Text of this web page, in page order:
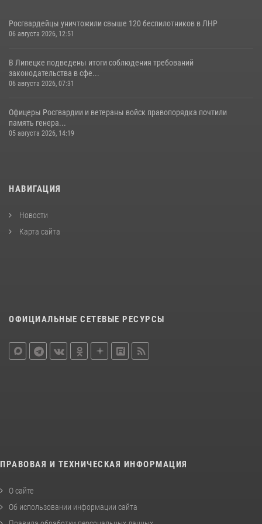
Росгвардейцы уничтожили свыше 120 беспилотников в ЛНР
06 августа 2026, 12:51
В Липецке подведены итоги соблюдения требований
законодательства в сфе...
06 августа 2026, 07:31
Офицеры Росгвардии и ветераны войск правопорядка почтили
память генера...
05 августа 2026, 14:19
НАВИГАЦИЯ
Новости
Карта сайта
ОФИЦИАЛЬНЫЕ СЕТЕВЫЕ РЕСУРСЫ
ПРАВОВАЯ И ТЕХНИЧЕСКАЯ ИНФОРМАЦИЯ
О сайте
Об использовании информации сайта